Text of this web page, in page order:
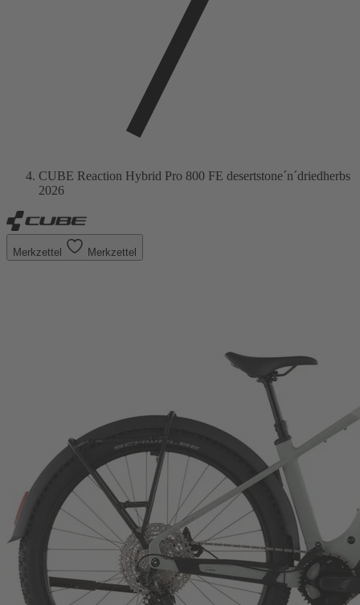
CUBE Reaction Hybrid Pro 800 FE desertstone´n´driedherbs
2026
Merkzettel Merkzettel